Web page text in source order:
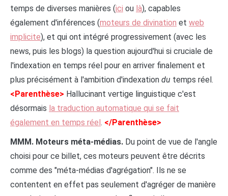
temps de diverses manières (ici ou là), capables
également d'inférences (moteurs de divination et web
implicite), et qui ont intégré progressivement (avec les
news, puis les blogs) la question aujourd'hui si cruciale de
l'indexation en temps réel pour en arriver finalement et
plus précisément à l'ambition d'indexation du temps réel.
<Parenthèse> Hallucinant vertige linguistique c'est
désormais la traduction automatique qui se fait
également en temps réel. </Parenthèse>
MMM. Moteurs méta-médias. Du point de vue de l'angle
choisi pour ce billet, ces moteurs peuvent être décrits
comme des "méta-médias d'agrégation". Ils ne se
contentent en effet pas seulement d'agréger de manière